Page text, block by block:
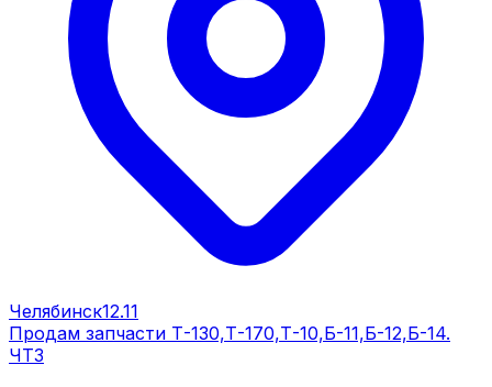
Челябинск12.11
Продам запчасти Т-130,Т-170,Т-10,Б-11,Б-12,Б-14.
ЧТЗ